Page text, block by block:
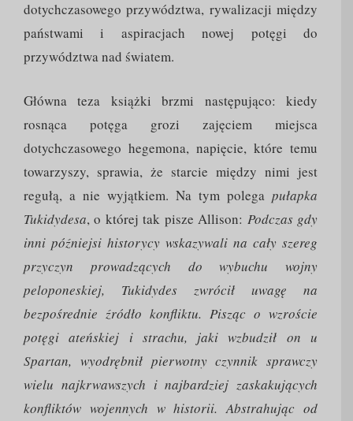
dotychczasowego przywództwa, rywalizacji między
państwami i aspiracjach nowej potęgi do
przywództwa nad światem.
Główna teza książki brzmi następująco: kiedy
rosnąca potęga grozi zajęciem miejsca
dotychczasowego hegemona, napięcie, które temu
towarzyszy, sprawia, że starcie między nimi jest
regułą, a nie wyjątkiem. Na tym polega pułapka
Tukidydesa, o której tak pisze Allison: Podczas gdy
inni późniejsi historycy wskazywali na cały szereg
przyczyn prowadzących do wybuchu wojny
peloponeskiej, Tukidydes zwrócił uwagę na
bezpośrednie źródło konfliktu. Pisząc o wzroście
potęgi ateńskiej i strachu, jaki wzbudził on u
Spartan, wyodrębnił pierwotny czynnik sprawczy
wielu najkrwawszych i najbardziej zaskakujących
konfliktów wojennych w historii. Abstrahując od